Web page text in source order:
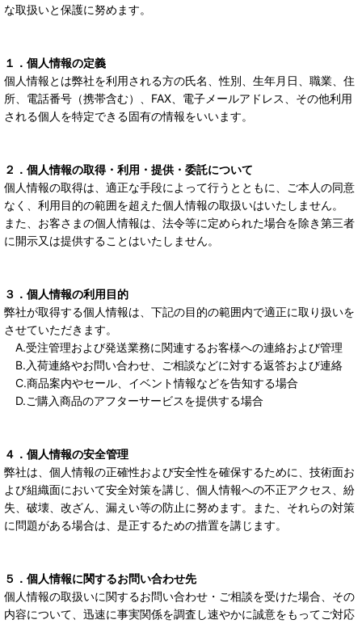
な取扱いと保護に努めます。
１．個人情報の定義
個人情報とは弊社を利用される方の氏名、性別、生年月日、職業、住
所、電話番号（携帯含む）、FAX、電子メールアドレス、その他利用
される個人を特定できる固有の情報をいいます。
２．個人情報の取得・利用・提供・委託について
個人情報の取得は、適正な手段によって行うとともに、ご本人の同意
なく、利用目的の範囲を超えた個人情報の取扱いはいたしません。
また、お客さまの個人情報は、法令等に定められた場合を除き第三者
に開示又は提供することはいたしません。
３．個人情報の利用目的
弊社が取得する個人情報は、下記の目的の範囲内で適正に取り扱いを
させていただきます。
A.受注管理および発送業務に関連するお客様への連絡および管理
B.入荷連絡やお問い合わせ、ご相談などに対する返答および連絡
C.商品案内やセール、イベント情報などを告知する場合
D.ご購入商品のアフターサービスを提供する場合
４．個人情報の安全管理
弊社は、個人情報の正確性および安全性を確保するために、技術面お
よび組織面において安全対策を講じ、個人情報への不正アクセス、紛
失、破壊、改ざん、漏えい等の防止に努めます。また、それらの対策
に問題がある場合は、是正するための措置を講じます。
５．個人情報に関するお問い合わせ先
個人情報の取扱いに関するお問い合わせ・ご相談を受けた場合、その
内容について、迅速に事実関係を調査し速やかに誠意をもってご対応